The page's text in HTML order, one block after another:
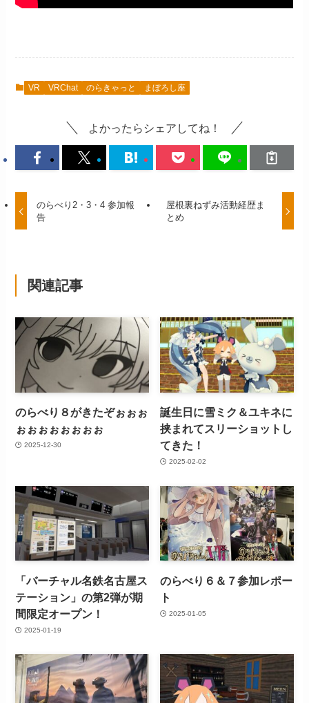
VR VRChat のらきゃっと まぼろし座
よかったらシェアしてね！
のらべり2・3・4 参加報
告
屋根裏ねずみ活動経歴ま
とめ
関連記事
のらべり８がきたぞぉぉぉ
ぉぉぉぉぉぉぉぉ
2025-12-30
誕生日に雪ミク＆ユキネに
挟まれてスリーショットし
てきた！
2025-02-02
「バーチャル名鉄名古屋ス
テーション」の第2弾が期
間限定オープン！
2025-01-19
のらべり６＆７参加レポー
ト
2025-01-05